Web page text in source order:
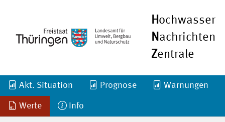
Hochwasser
Nachrichten
Zentrale
Akt. Situation Prognose Warnungen
Werte Info